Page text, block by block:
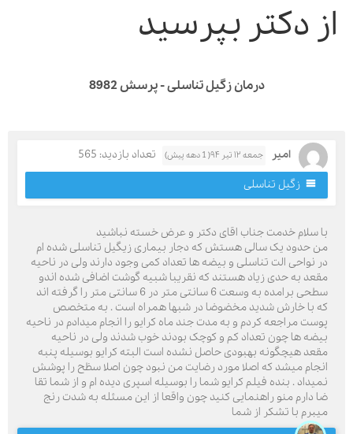
دکتر بپرسید
درمان زگیل تناسلی - پرسش 8982
امیر جمعه ۱۲ تیر ۹۴( 1 دهه پیش)
تعداد بازدید: 565
زگیل تناسلی
سلام خدمت جناب اقای دکتر و عرض خسته نباشید
حدود یک سالی هستش که دجار بیماری زیگیل تناسلی شده ام
نواحی الت تناسلی و بیضه ها تعداد کمی وجود دارند ولی در ناحیه
به حدی زیاد هستند که نقریبا شبیه گوشت اضافی شده اندو
سطحی برامده به وسعت 6 سانتی متر در 6 سانتی متر را گرفته اند
با خارش شدید مخضوضا در شبها همراه است . به متخصص
مراجعه کردم و به مدت جند ماه کرایو را انجام میدادم در ناحیه
ها چون تعداد کم و کوچک بودند خوب شدند ولی در ناحیه
هیچگونه بهبودی حاصل نشده است البته کرایو بوسیله پنبه
میشد که اصلا مورد رضایت من نبود چون اصلا سظح را پوشش
. بنده فیلم کرایو شما را بوسیله اسپری دیده ام و از شما تقا
دارم منو راهنمایی کنید چون واقعا از این مسئله به شدت رنج
با تشکر از شما
ارسال